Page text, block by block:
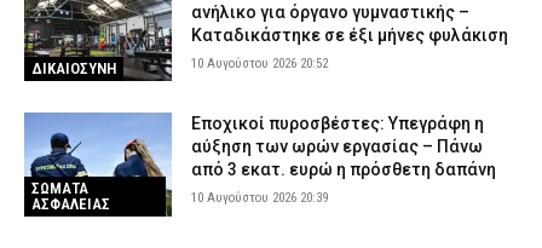
ΔΙΚΑΙΟΣΥΝΗ
ανήλικο για όργανο γυμναστικής –
Καταδικάστηκε σε έξι μήνες φυλάκιση
10 Αυγούστου 2026 20:52
ΣΩΜΑΤΑ
ΑΣΦΑΛΕΙΑΣ
Εποχικοί πυροσβέστες: Υπεγράφη η
αύξηση των ωρών εργασίας – Πάνω
από 3 εκατ. ευρώ η πρόσθετη δαπάνη
10 Αυγούστου 2026 20:39